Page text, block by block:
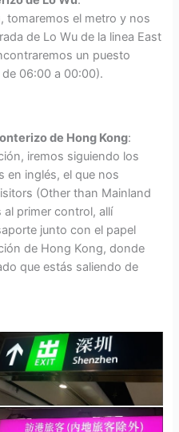
tomaremos el metro y nos
de Lo Wu de la linea East
un puesto
06:00 a 00:00).
de Hong Kong:
iremos siguiendo los
en inglés, el que nos
(Other than Mainland
primer control, allí
junto con el papel
de Hong Kong, donde
que estás saliendo de